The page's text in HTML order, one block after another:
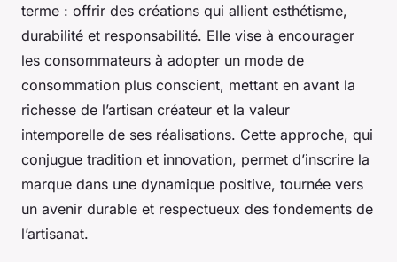
terme : offrir des créations qui allient esthétisme,
durabilité et responsabilité. Elle vise à encourager
les consommateurs à adopter un mode de
consommation plus conscient, mettant en avant la
richesse de l’artisan créateur et la valeur
intemporelle de ses réalisations. Cette approche, qui
conjugue tradition et innovation, permet d’inscrire la
marque dans une dynamique positive, tournée vers
un avenir durable et respectueux des fondements de
l’artisanat.